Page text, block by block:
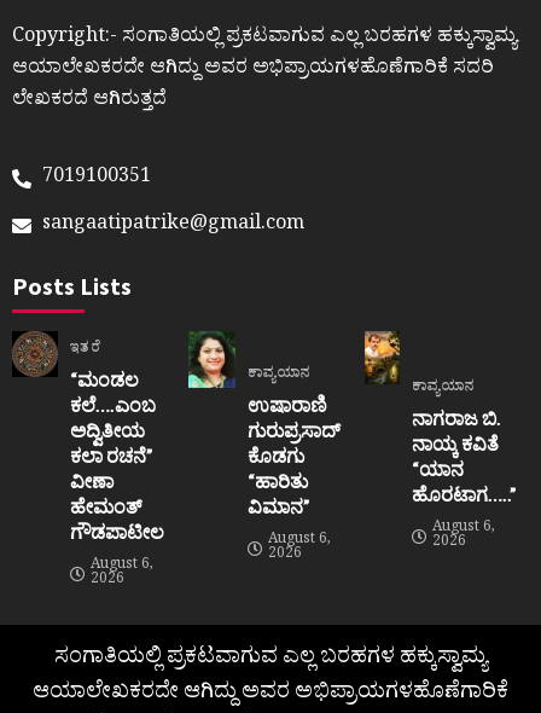
Copyright:- ಸಂಗಾತಿಯಲ್ಲಿ ಪ್ರಕಟವಾಗುವ ಎಲ್ಲ ಬರಹಗಳ ಹಕ್ಕುಸ್ವಾಮ್ಯ
ಆಯಾಲೇಖಕರದೇ ಆಗಿದ್ದು ಅವರ ಅಭಿಪ್ರಾಯಗಳಹೊಣೆಗಾರಿಕೆ ಸದರಿ
ಲೇಖಕರದೆ ಆಗಿರುತ್ತದೆ
7019100351
sangaatipatrike@gmail.com
Posts Lists
ಇತರೆ
“ಮಂಡಲ
ಕಲೆ….ಎಂಬ
ಅದ್ವಿತೀಯ
ಕಲಾ ರಚನೆ”‌
ವೀಣಾ
ಹೇಮಂತ್‌
ಗೌಡಪಾಟೀಲ
August 6,
2026
ಕಾವ್ಯಯಾನ
ಉಷಾರಾಣಿ
ಗುರುಪ್ರಸಾದ್
ಕೊಡಗು
“ಹಾರಿತು
ವಿಮಾನ”
August 6,
2026
ಕಾವ್ಯಯಾನ
ನಾಗರಾಜ ಬಿ.
ನಾಯ್ಕ ಕವಿತೆ
“ಯಾನ
ಹೊರಟಾಗ…..”
August 6,
2026
ಸಂಗಾತಿಯಲ್ಲಿ ಪ್ರಕಟವಾಗುವ ಎಲ್ಲ ಬರಹಗಳ ಹಕ್ಕುಸ್ವಾಮ್ಯ
ಆಯಾಲೇಖಕರದೇ ಆಗಿದ್ದು ಅವರ ಅಭಿಪ್ರಾಯಗಳಹೊಣೆಗಾರಿಕೆ